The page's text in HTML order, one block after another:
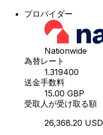
プロバイダー
Nationwide
為替レート
1.319400
送金手数料
15.00 GBP
受取人が受け取る額
26,368.20 USD